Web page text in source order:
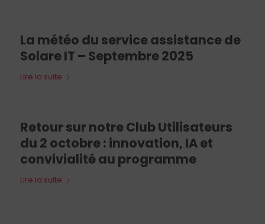
La météo du service assistance de
Solare IT – Septembre 2025
Lire la suite
Retour sur notre Club Utilisateurs
du 2 octobre : innovation, IA et
convivialité au programme
Lire la suite